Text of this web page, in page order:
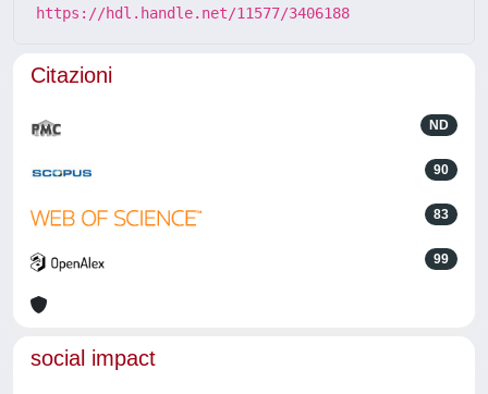
https://hdl.handle.net/11577/3406188
Citazioni
ND
90
83
99
social impact